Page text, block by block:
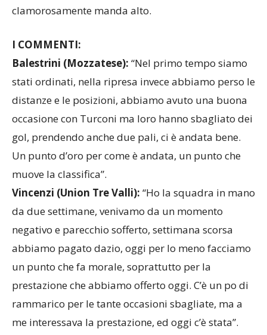
clamorosamente manda alto.
I COMMENTI:
Balestrini (Mozzatese): “Nel primo tempo siamo
stati ordinati, nella ripresa invece abbiamo perso le
distanze e le posizioni, abbiamo avuto una buona
occasione con Turconi ma loro hanno sbagliato dei
gol, prendendo anche due pali, ci è andata bene.
Un punto d’oro per come è andata, un punto che
muove la classifica”.
Vincenzi (Union Tre Valli): “Ho la squadra in mano
da due settimane, venivamo da un momento
negativo e parecchio sofferto, settimana scorsa
abbiamo pagato dazio, oggi per lo meno facciamo
un punto che fa morale, soprattutto per la
prestazione che abbiamo offerto oggi. C’è un po di
rammarico per le tante occasioni sbagliate, ma a
me interessava la prestazione, ed oggi c’è stata”.